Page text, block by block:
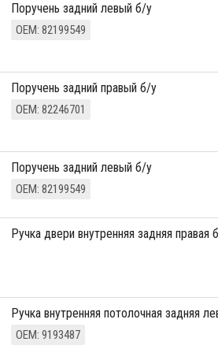
Поручень задний левый б/у
ОЕМ: 82199549
Поручень задний правый б/у
ОЕМ: 82246701
Поручень задний левый б/у
ОЕМ: 82199549
ручка двери внутренняя задняя правая
ручка внутренняя потолочная задняя
ОЕМ: 9193487